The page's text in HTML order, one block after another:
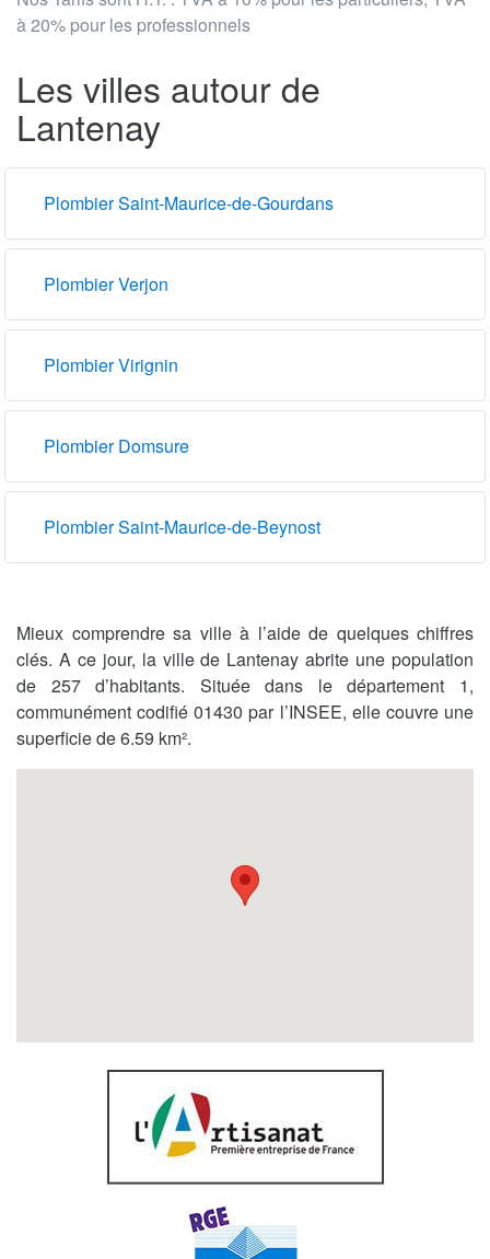
à 20% pour les professionnels
Les villes autour de
Lantenay
Plombier Saint-Maurice-de-Gourdans
Plombier Verjon
Plombier Virignin
Plombier Domsure
Plombier Saint-Maurice-de-Beynost
Mieux comprendre sa ville à l’aide de quelques chiffres
clés. A ce jour, la ville de Lantenay abrite une population
de 257 d’habitants. Située dans le département 1,
communément codifié 01430 par l’INSEE, elle couvre une
superficie de 6.59 km².